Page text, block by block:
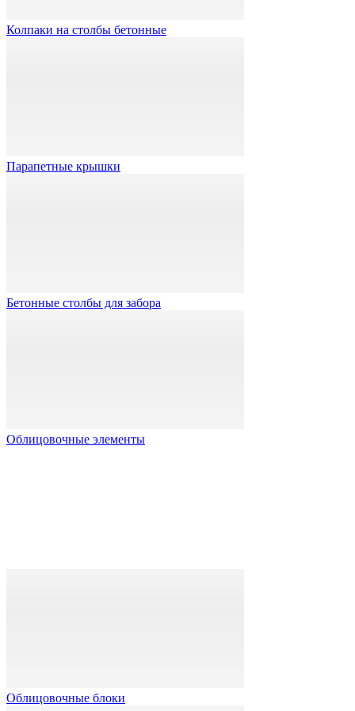
Колпаки на столбы бетонные
Парапетные крышки
Бетонные столбы для забора
Облицовочные элементы
Облицовочные блоки